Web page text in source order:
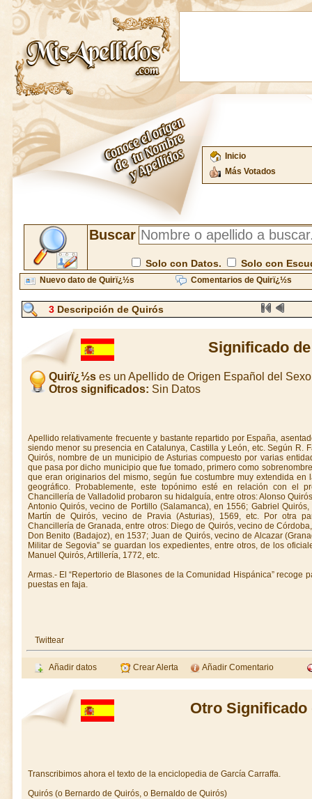
Inicio
Más Votados
Buscar
Solo con Datos. Solo con
Nuevo dato de Quirï¿½s Comentarios de Quirï¿½s
3 Descripción de Quirós
Significado
Quirï¿½ses un Apellido de Origen Español del
Otros significados: Sin Datos
Apellido relativamente frecuente y bastante repartido por España,
siendo menor su presencia en Catalunya, Castilla y León, etc. Según R.
Quirós, nombre de un municipio de Asturias compuesto por varias
que pasa por dicho municipio que fue tomado, primero como
que eran originarios del mismo, según fue costumbre muy extendida
geográfico. Probablemente, este topónimo esté en relación con el
Chancillería de Valladolid probaron su hidalguía, entre otros: Alonso
Antonio Quirós, vecino de Portillo (Salamanca), en 1556; Gabriel
Martín de Quirós, vecino de Pravia (Asturias), 1569, etc. Por otra
Chancillería de Granada, entre otros: Diego de Quirós, vecino de
Don Benito (Badajoz), en 1537; Juan de Quirós, vecino de Alcazar
Militar de Segovia” se guardan los expedientes, entre otros, de los
Manuel Quirós, Artillería, 1772, etc.
Armas.- El “Repertorio de Blasones de la Comunidad Hispánica” recoge
puestas en faja.
Twittear
Añadir datos Crear Alerta Añadir Comentario
Otro
Transcribimos ahora el texto de la enciclopedia de García Carraffa.
Quirós (o Bernardo de Quirós, o Bernaldo de Quirós)